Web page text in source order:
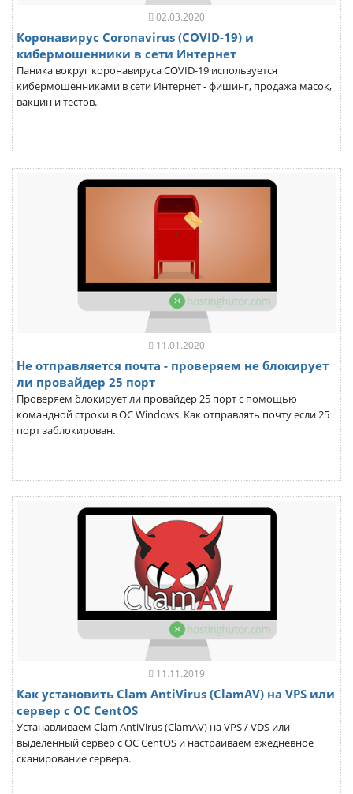
02.03.2020
Коронавирус Coronavirus (COVID-19) и
кибермошенники в сети Интернет
Паника вокруг коронавируса COVID-19 используется
кибермошенниками в сети Интернет - фишинг, продажа масок,
вакцин и тестов.
11.01.2020
Не отправляется почта - проверяем не блокирует
ли провайдер 25 порт
Проверяем блокирует ли провайдер 25 порт с помощью
командной строки в ОС Windows. Как отправлять почту если 25
порт заблокирован.
11.11.2019
Как установить Clam AntiVirus (ClamAV) на VPS или
сервер с ОС CentOS
Устанавливаем Clam AntiVirus (ClamAV) на VPS / VDS или
выделенный сервер с ОС CentOS и настраиваем ежедневное
сканирование сервера.